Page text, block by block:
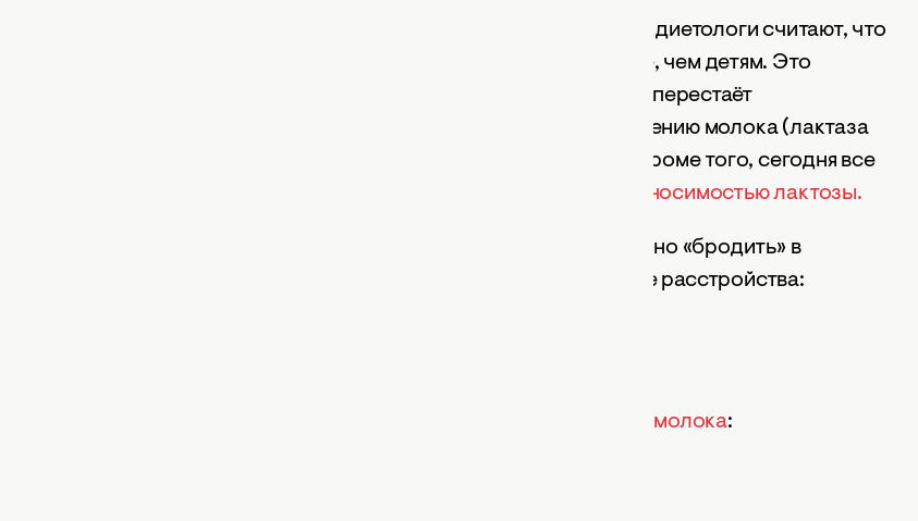
? Некоторые диетологи считают, что
взрослым людям молоко усваивать гораздо труднее, чем детям. Это
объясняется тем, что в желудке взрослого человека перестаёт
вырабатываться лактаза, помогающая полному усвоению молока (лактаза
нужна для усвоения лактозы – молочного сахара). Кроме того, сегодня все
непереносимостью лактозы.
Когда лактазы недостаточно, сахар начинает усиленно «бродить» в
желудочно-кишечном тракте, и вызывает различные расстройства:
после употребления молока: